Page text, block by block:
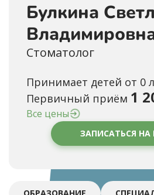
Булкина
Стоматолог
Принимает детей от 0
Первичный приём 1
Все цены
ЗАПИСАТЬСЯ НА